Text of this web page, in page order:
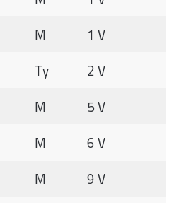
M
1 V
Ty
2 V
M
5 V
M
6 V
M
9 V